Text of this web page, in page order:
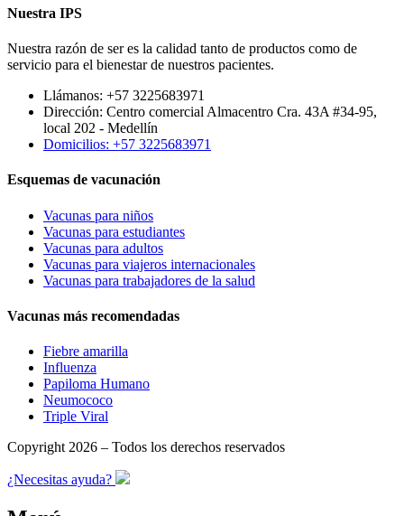
Nuestra IPS
Nuestra razón de ser es la calidad tanto de productos como de
servicio para el bienestar de nuestros pacientes.
Llámanos: +57 3225683971
Dirección: Centro comercial Almacentro Cra. 43A #34-95,
local 202 - Medellín
Domicilios: +57 3225683971
Esquemas de vacunación
Vacunas para niños
Vacunas para estudiantes
Vacunas para adultos
Vacunas para viajeros internacionales
Vacunas para trabajadores de la salud
Vacunas más recomendadas
Fiebre amarilla
Influenza
Papiloma Humano
Neumococo
Triple Viral
Copyright 2026 – Todos los derechos reservados
¿Necesitas ayuda?